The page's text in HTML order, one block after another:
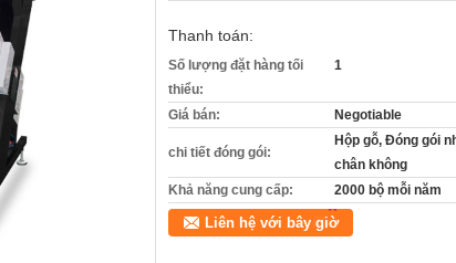
Thanh toán:
Số lượng đặt hàng tối
thiểu:
1
Giá bán: Negotiable
chi tiết đóng gói:
Hộp gỗ, Đóng gói
chân không
Khả năng cung cấp:
2000 bộ mỗi năm
Liên hệ với bây giờ